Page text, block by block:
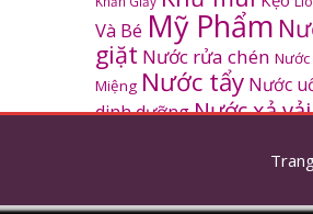
Và Bé Mỹ Phẩm
giặt Nước rửa chén Nước
Miệng Nước tẩy Nước
dinh dưỡngNước xả vải
Sâm Hàn Quốc